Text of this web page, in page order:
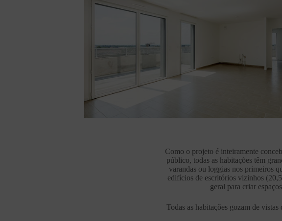
Como o projeto é inteiramente
público, todas as habitações têm
varandas ou loggias nos primeiros
edifícios de escritórios vizinhos
geral para criar
Todas as habitações gozam de